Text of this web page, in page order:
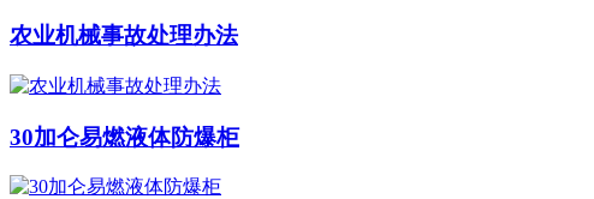
农业机械事故处理办法
30加仑易燃液体防爆柜